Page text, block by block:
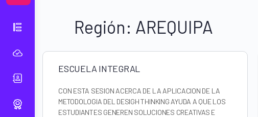
Región: AREQUIPA
ESCUELA INTEGRAL
CON ESTA SESION ACERCA DE LA APLICACION DE LA
METODOLOGIA DEL DESIGH THINKING AYUDA A QUE LOS
ESTUDIANTES GENEREN SOLUCIONES CREATIVAS E